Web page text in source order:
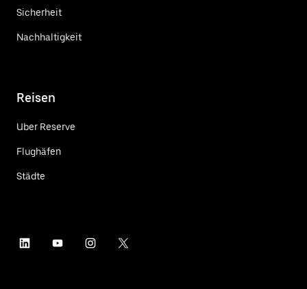
Sicherheit
Nachhaltigkeit
Reisen
Uber Reserve
Flughäfen
Städte